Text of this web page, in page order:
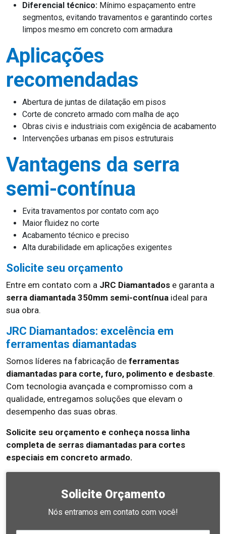
Diferencial técnico: Mínimo espaçamento entre
segmentos, evitando travamentos e garantindo cortes
limpos mesmo em concreto com armadura
Aplicações
recomendadas
Abertura de juntas de dilatação em pisos
Corte de concreto armado com malha de aço
Obras civis e industriais com exigência de acabamento
Intervenções urbanas em pisos estruturais
Vantagens da serra
semi-contínua
Evita travamentos por contato com aço
Maior fluidez no corte
Acabamento técnico e preciso
Alta durabilidade em aplicações exigentes
Solicite seu orçamento
Entre em contato com a JRC Diamantados e garanta a
serra diamantada 350mm semi-contínua ideal para
sua obra.
JRC Diamantados: excelência em
ferramentas diamantadas
Somos líderes na fabricação de ferramentas
diamantadas para corte, furo, polimento e desbaste.
Com tecnologia avançada e compromisso com a
qualidade, entregamos soluções que elevam o
desempenho das suas obras.
Solicite seu orçamento e conheça nossa linha
completa de serras diamantadas para cortes
especiais em concreto armado.
Solicite Orçamento
Nós entramos em contato com você!